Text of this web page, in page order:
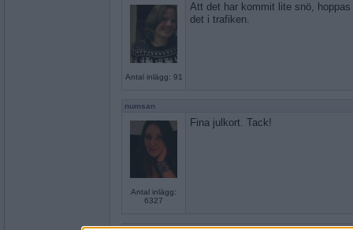
Antal inlägg: 91
Att det har kommit lite snö,
det i trafiken.
numsan
Antal inlägg:
6327
Fina julkort. Tack!